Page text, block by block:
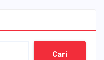
Cari